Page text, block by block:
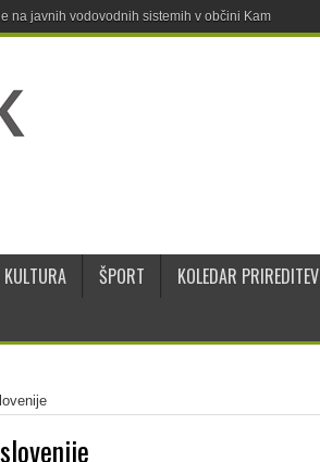
na javnih vodovodnih sistemih v občini Kamnik
KULTURA ŠPORT KOLEDAR PRIREDITEV